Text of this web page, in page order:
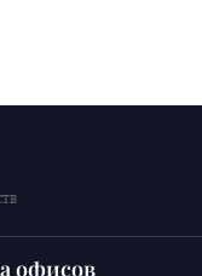
офисов